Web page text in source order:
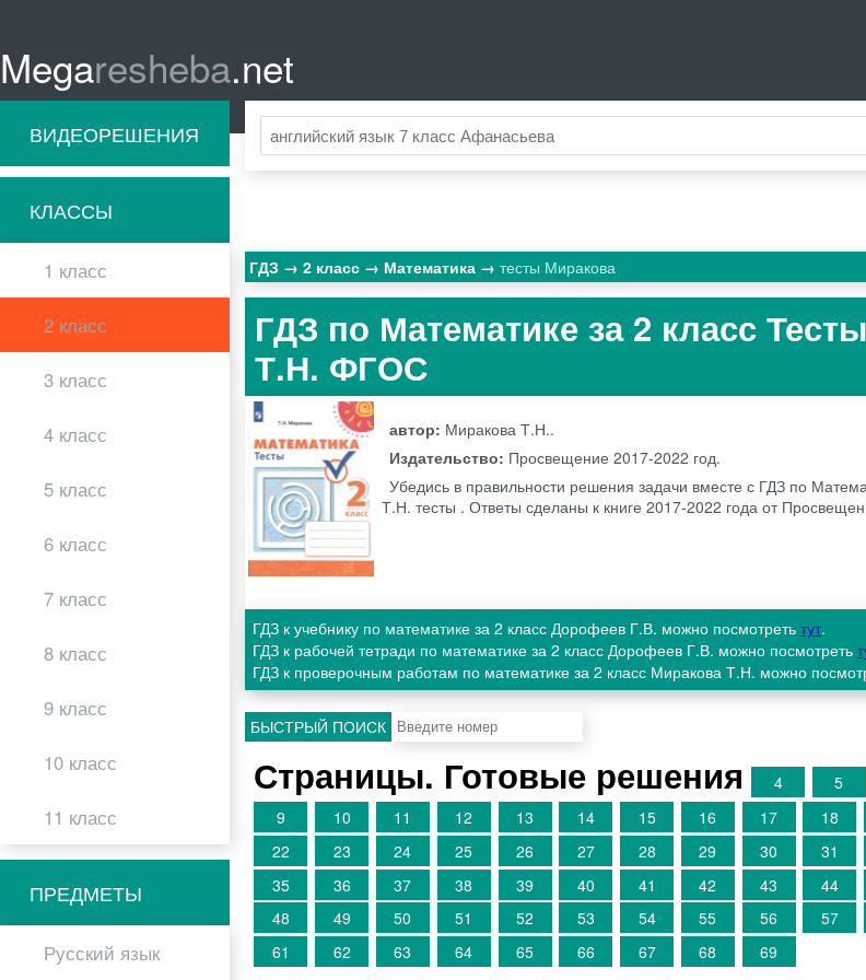
Megaresheba.net
ВИДЕОРЕШЕНИЯ
КЛАССЫ
1 класс
2 класс
3 класс
4 класс
5 класс
6 класс
7 класс
8 класс
9 класс
10 класс
11 класс
ПРЕДМЕТЫ
Русский язык
ГДЗ 2 класс Математика тесты Миракова
ГДЗ по Математике за 2 класс
Т.Н. ФГОС
автор: Миракова Т.Н..
Издательство: Просвещение 2017-2022 год.
Убедись в правильности решения задачи вместе с ГДЗ по
Т.Н. тесты . Ответы сделаны к книге 2017-2022 года от
ГДЗ к учебнику по математике за 2 класс Дорофеев Г.В. можно посмотреть тут.
ГДЗ к рабочей тетради по математике за 2 класс Дорофеев Г.В. можно посмотреть
ГДЗ к проверочным работам по математике за 2 класс Миракова Т.Н. можно
БЫСТРЫЙ ПОИСК
Страницы. Готовые решения 4 5
9
10 11 12 13 14 15 16 17 18
22
23 24 25 26 27 28 29 30 31
35
36 37 38 39 40 41 42 43 44
48
49 50 51 52 53 54 55 56 57
61
62 63 64 65 66 67 68 69